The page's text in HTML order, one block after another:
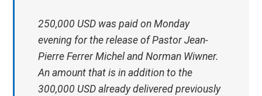
250,000 USD was paid on Monday
evening for the release of Pastor Jean-
Pierre Ferrer Michel and Norman Wiwner.
An amount that is in addition to the
300,000 USD already delivered previously